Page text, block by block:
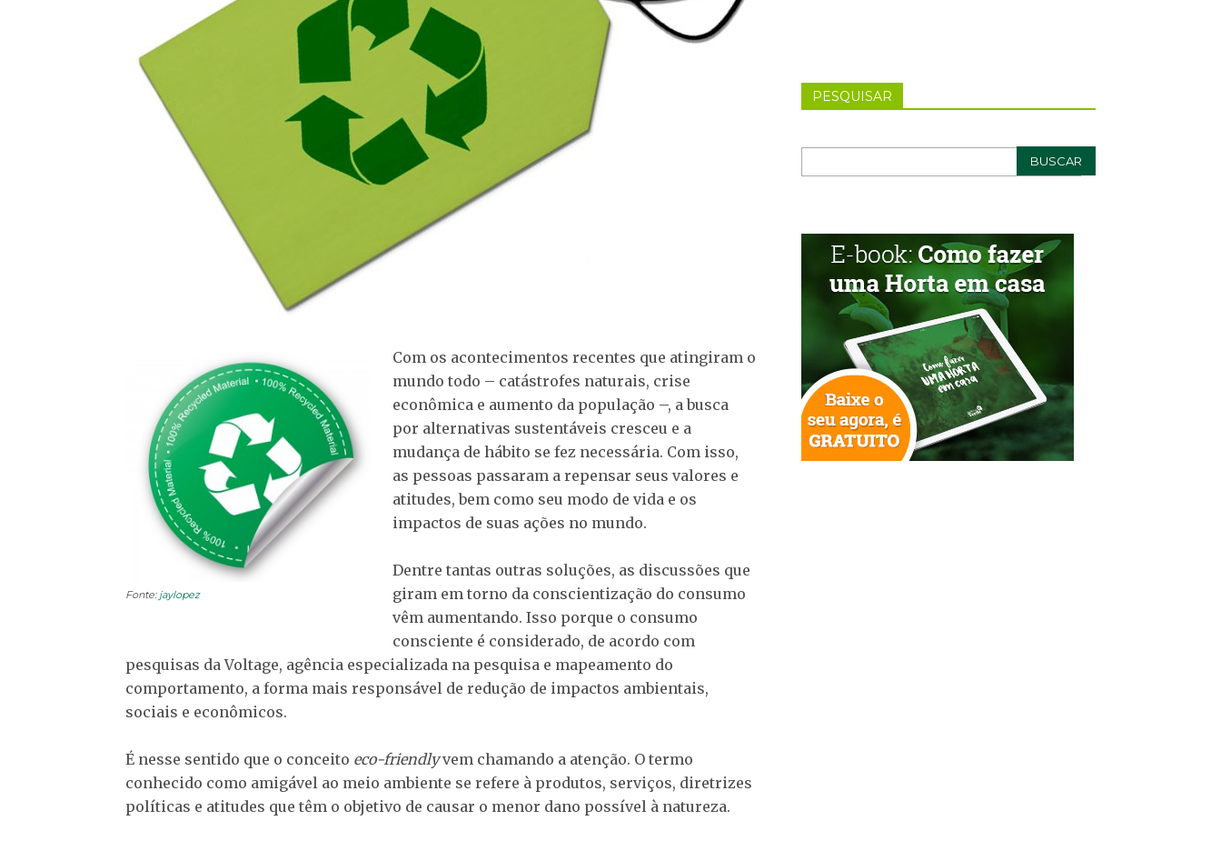
Fonte: jaylopez
Com os acontecimentos recentes que atingiram o
mundo todo – catástrofes naturais, crise
econômica e aumento da população –, a busca
por alternativas sustentáveis cresceu e a
mudança de hábito se fez necessária. Com isso,
as pessoas passaram a repensar seus valores e
atitudes, bem como seu modo de vida e os
impactos de suas ações no mundo.
Dentre tantas outras soluções, as discussões que
giram em torno da conscientização do consumo
vêm aumentando. Isso porque o consumo
consciente é considerado, de acordo com
pesquisas da Voltage, agência especializada na pesquisa e mapeamento do
comportamento, a forma mais responsável de redução de impactos ambientais,
sociais e econômicos.
É nesse sentido que o conceito eco-friendlyvem chamando a atenção. O termo
conhecido como amigável ao meio ambiente se refere à produtos, serviços, diretrizes
políticas e atitudes que têm o objetivo de causar o menor dano possível à natureza.
PESQUISAR